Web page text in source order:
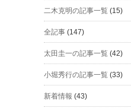
二木克明の記事一覧 (15)
全記事 (147)
太田圭一の記事一覧 (42)
小堀秀行の記事一覧 (33)
新着情報 (43)